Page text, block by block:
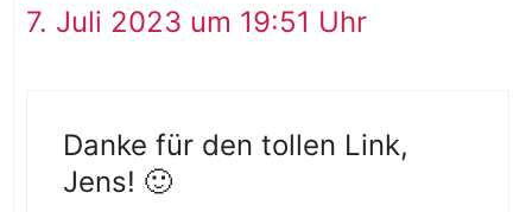
7. Juli 2023 um 19:51 Uhr
Danke für den tollen Link,
Jens! 🙂